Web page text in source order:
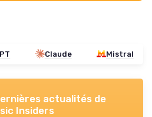
Claude Mistral
actualités de
Insiders